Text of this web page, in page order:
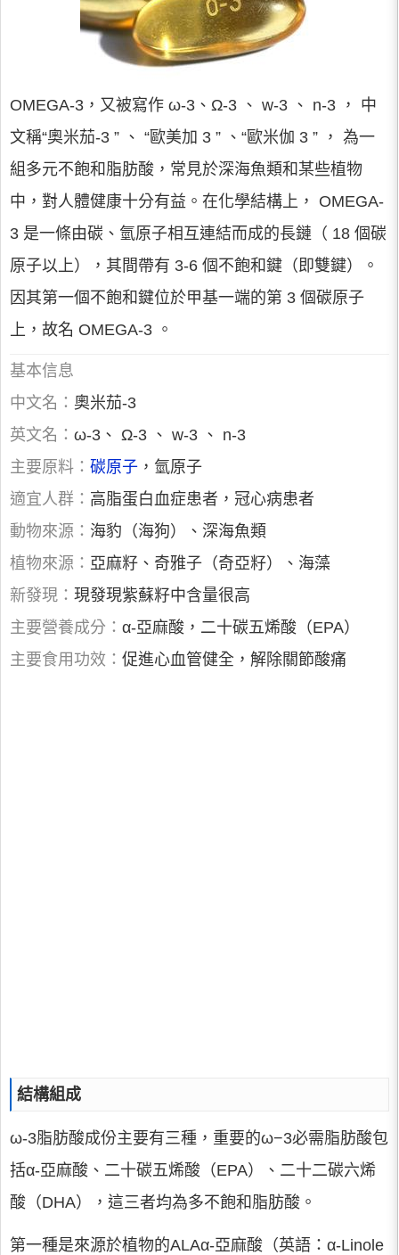
OMEGA-3，又被寫作 ω-3、Ω-3 、 w-3 、 n-3 ， 中
文稱“奧米茄-3 ” 、 “歐美加 3 ” 、“歐米伽 3 ” ， 為一
組多元不飽和脂肪酸，常見於深海魚類和某些植物
中，對人體健康十分有益。在化學結構上， OMEGA-
3 是一條由碳、氫原子相互連結而成的長鏈（ 18 個碳
原子以上），其間帶有 3-6 個不飽和鍵（即雙鍵）。
因其第一個不飽和鍵位於甲基一端的第 3 個碳原子
上，故名 OMEGA-3 。
基本信息
中文名： 奧米茄-3
英文名： ω-3、 Ω-3 、 w-3 、 n-3
主要原料： 碳原子 ，氫原子
適宜人群： 高脂蛋白血症患者，冠心病患者
動物來源： 海豹（海狗）、深海魚類
植物來源： 亞麻籽、奇雅子（奇亞籽）、海藻
新發現： 現發現紫蘇籽中含量很高
主要營養成分： α-亞麻酸，二十碳五烯酸（EPA）
主要食用功效： 促進心血管健全，解除關節酸痛
結構組成
ω-3脂肪酸成份主要有三種，重要的ω−3必需脂肪酸包
括α-亞麻酸、二十碳五烯酸（EPA）、二十二碳六烯
酸（DHA），這三者均為多不飽和脂肪酸。
第一種是來源於植物的ALAα-亞麻酸（英語：α-Linole